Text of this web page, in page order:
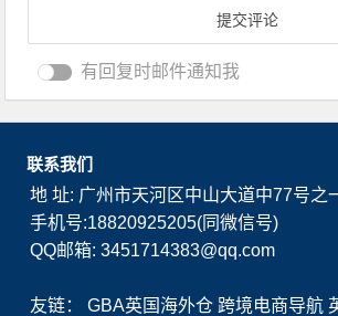
有回复时邮件通知我
联系我们
地 址: 广州市天河区中山大道中77号之
手机号:18820925205(同微信号)
QQ邮箱: 3451714383@qq.com
友链：GBA英国海外仓 跨境电商导航